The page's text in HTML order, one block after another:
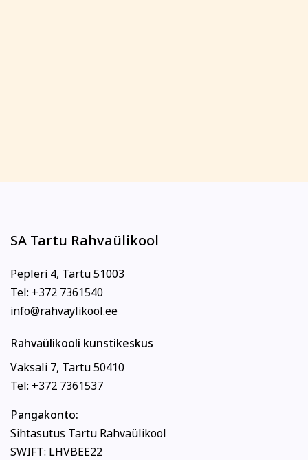
SA Tartu Rahvaülikool
Pepleri 4, Tartu 51003
Tel: +372 7361540
info@rahvaylikool.ee
Rahvaülikooli kunstikeskus
Vaksali 7, Tartu 50410
Tel: +372 7361537
Pangakonto:
Sihtasutus Tartu Rahvaülikool
SWIFT: LHVBEE22